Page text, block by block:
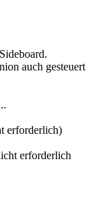
auch gesteuert
erforderlich)
erforderlich